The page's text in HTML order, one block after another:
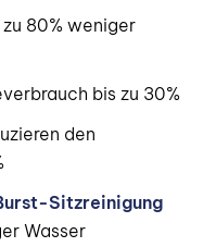
80% weniger
bis zu 30%
den
Sitzreinigung
Wasser